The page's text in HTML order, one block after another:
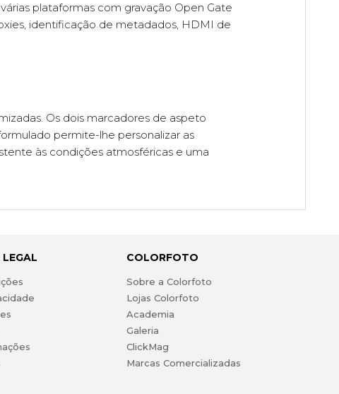
plataformas com gravação Open Gate
identificação de metadados, HDMI de
Os dois marcadores de aspeto
permite-lhe personalizar as
às condições atmosféricas e uma
COLORFOTO
Sobre a Colorfoto
Lojas Colorfoto
Academia
Galeria
ClickMag
Marcas Comercializadas